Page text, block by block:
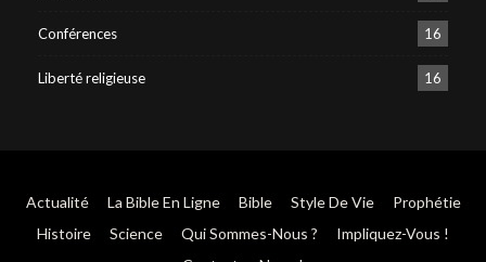
Conférences 16
Liberté religieuse 16
Actualité La Bible En Ligne Bible Style De Vie
Prophétie
Histoire
Science Qui Sommes-Nous ?
Impliquez-Vous !